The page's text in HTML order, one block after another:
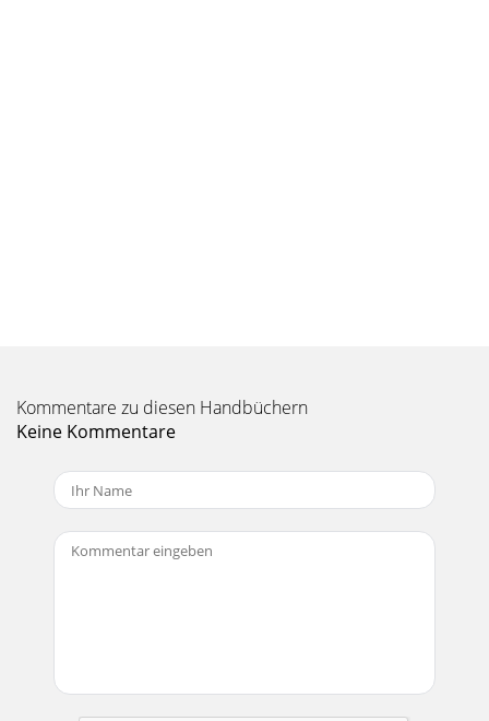
Kommentare zu diesen Handbüchern
Keine Kommentare